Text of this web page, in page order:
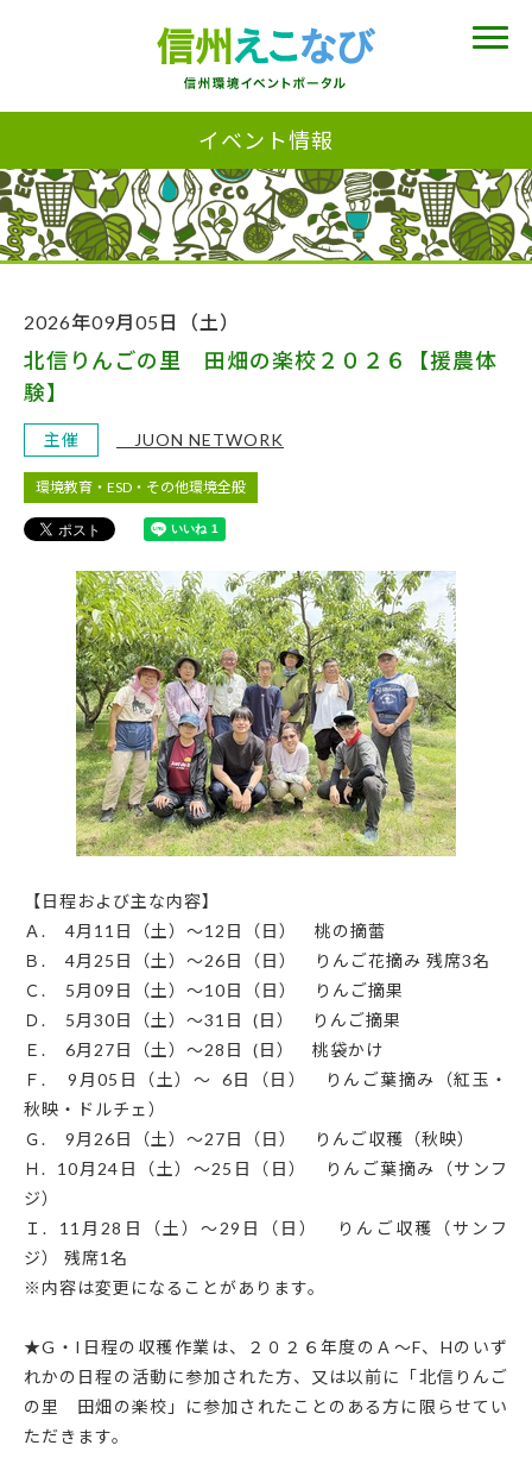
イベント情報
2026年09月05日（土）
北信りんごの里 田畑の楽校２０２６【援農体
験】
主催 JUON NETWORK
環境教育・ESD・その他環境全般
【日程および主な内容】
Ａ . 4月 11 日（土）～12 日（日） 桃の摘蕾
Ｂ . 4月 25 日（土）～26日（日） りんご花摘み 残席3名
Ｃ. 5月09 日（土）～10日（日） りんご摘果
Ｄ . 5月30日（土）～31 日 (日） りんご摘果
Ｅ . 6月 27日（土）～28 日 (日） 桃袋かけ
Ｆ. 9 月05 日（土）～ 6日（日） りんご葉摘み（紅玉・
秋映・ドルチェ）
Ｇ. 9月 26日（土）～27日（日） りんご収穫（秋映）
Ｈ. 10月 24 日（土）～25 日（日） りんご葉摘み（サンフ
ジ）
Ｉ. 11 月 28 日（土）～29 日（日） りんご収穫（サンフ
ジ） 残席1 名
※内容は変更になることがあります。
★G ・ I 日程の収穫作業は、２０２６年度のＡ～F、 Hのいず
れかの日程の活動に参加された方、又は以前に「北信りんご
の里 田畑の楽校」に参加されたことのある方に限らせてい
ただきます。